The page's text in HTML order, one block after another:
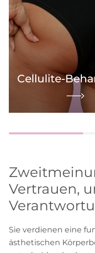
Cellulite-
Vertrauen,
Sie verdienen eine
ästhetischen